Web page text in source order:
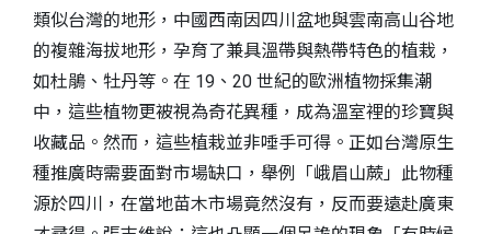
類似台灣的地形，中國西南因四川盆地與雲南高山谷地
的複雜海拔地形，孕育了兼具溫帶與熱帶特色的植栽，
如杜鵑、牡丹等。在 19、20 世紀的歐洲植物採集潮
中，這些植物更被視為奇花異種，成為溫室裡的珍寶與
收藏品。然而，這些植栽並非唾手可得。正如台灣原生
種推廣時需要面對市場缺口，舉例「峨眉山蕨」此物種
源於四川，在當地苗木市場竟然沒有，反而要遠赴廣東